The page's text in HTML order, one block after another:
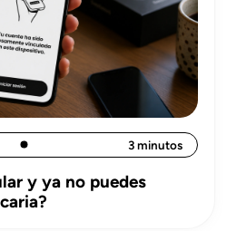
3 minutos
y ya no puedes